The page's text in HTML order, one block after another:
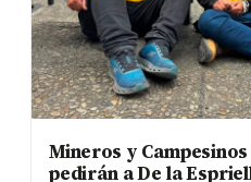
Mineros y
pedirán a De la